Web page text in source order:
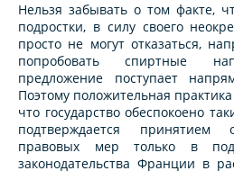
Нельзя забывать о том факте,
подростки, в силу своего
просто не могут отказаться,
попробовать спиртные
предложение поступает
Поэтому положительная
что государство обеспокоено
подтверждается принятием
правовых мер только в
законодательства Франции в